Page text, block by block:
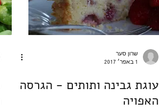
שרון סער
1 באפר׳ 2017
עוגת גבינה ותותים - הגרסה
האפויה